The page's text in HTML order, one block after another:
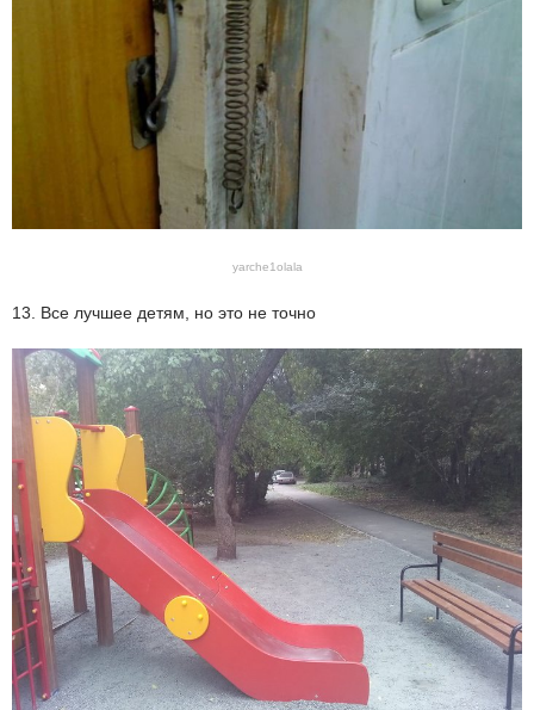
yarche1olala
13. Все лучшее детям, но это не точно